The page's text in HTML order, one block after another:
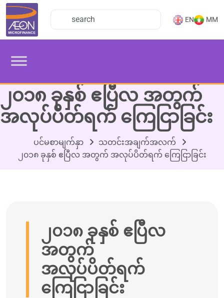
EN MM
၂၀၁၈ ခုနှစ် ဧပြီလ အတွက်
အလုပ်ပိတ်ရက် ကြေငြာခြင်း
ပင်မစာမျက်နှာ
သတင်းအချက်အလက်
၂၀၁၈ ခုနှစ် ဧပြီလ အတွက် အလုပ်ပိတ်ရက် ကြေငြာခြင်း
၂၀၁၈ ခုနှစ် ဧပြီလ
အတွက်
အလုပ်ပိတ်ရက်
ကြေငြာခြင်း